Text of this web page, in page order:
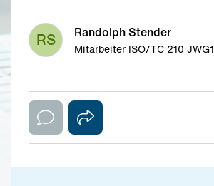
RS Randolph Stender
Mitarbeiter ISO/TC 210 JWG1